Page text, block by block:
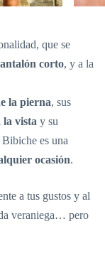
que se
corto, y a la
la pierna, sus
la vista y su
es una
ocasión.
a tus gustos y al
veraniega… pero